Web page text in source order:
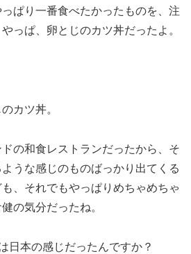
ぱり一番食べたかったものを、注
っぱ、卵とじのカツ丼だったよ。
カツ丼。
の和食レストランだったから、そ
うな感じのものばっかり出てくる
、それでもやっぱりめちゃめちゃ
の気分だったね。
日本の感じだったんですか？